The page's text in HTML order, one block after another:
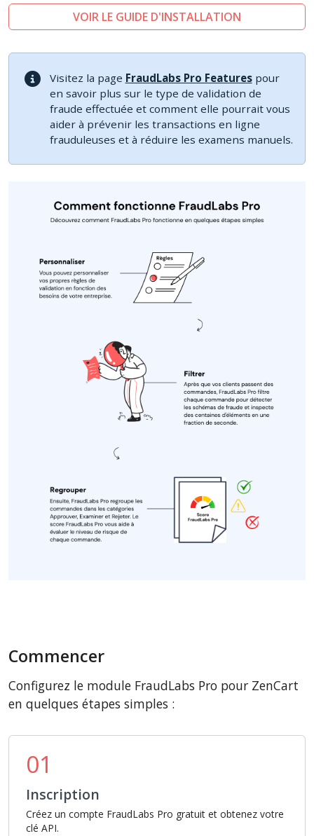
ThirtyBees
Shopware
Sylius
VOIR LE GUIDE D'INSTALLATION
Visitez la page FraudLabs Pro Featurespour
en savoir plus sur le type de validation de
fraude effectuée et comment elle pourrait vous
aider à prévenir les transactions en ligne
frauduleuses et à réduire les examens manuels.
Commencer
Configurez le module FraudLabs Pro pour ZenCart
en quelques étapes simples :
01
Inscription
Créez un compte FraudLabs Pro gratuit et obtenez votre
clé API.